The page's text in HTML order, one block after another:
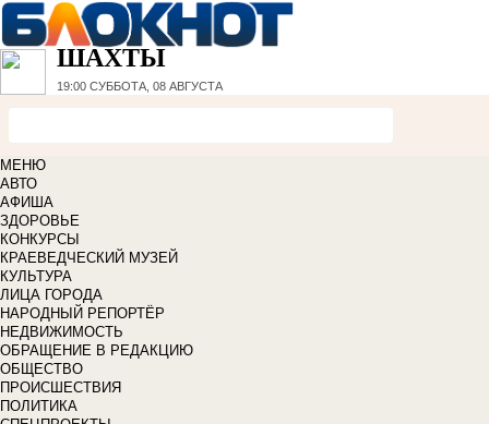
ШАХТЫ
19:00 СУББОТА, 08 АВГУСТА
МЕНЮ
АВТО
АФИША
ЗДОРОВЬЕ
КОНКУРСЫ
КРАЕВЕДЧЕСКИЙ МУЗЕЙ
КУЛЬТУРА
ЛИЦА ГОРОДА
НАРОДНЫЙ РЕПОРТЁР
НЕДВИЖИМОСТЬ
ОБРАЩЕНИЕ В РЕДАКЦИЮ
ОБЩЕСТВО
ПРОИСШЕСТВИЯ
ПОЛИТИКА